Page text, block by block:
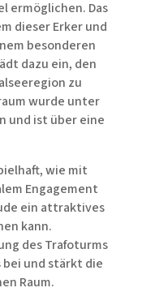
ermöglichen. Das
dieser Erker und
besonderen
dazu ein, den
zu
wurde unter
und ist über eine
wie mit
Engagement
ein attraktives
kann.
des Trafoturms
und stärkt die
Raum.